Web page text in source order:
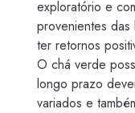
exploratório e
provenientes
ter retornos
O chá verde
longo prazo
variados e